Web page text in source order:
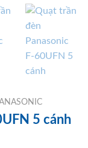
5 cánh